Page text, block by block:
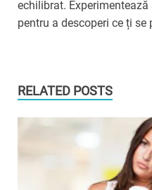
echilibrat.
pentru a descoperi ce ți se
RELATED POSTS